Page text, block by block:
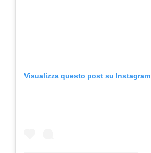
Visualizza questo post su Instagram